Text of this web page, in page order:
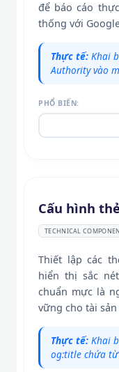
để báo cáo
thống với
Thực tế: Khai
Authority vào
PHỔ BIẾN:
Cấu hình
TECHNICAL
Thiết lập các
hiển thị sắc
chuẩn mực là
vững cho tài sản
Thực tế: Khai
og:title chứa